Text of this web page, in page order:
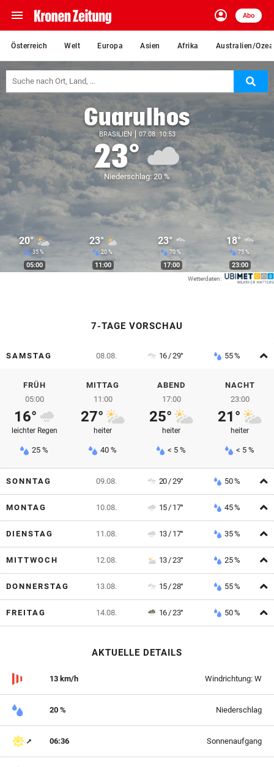
menu Navigation
ein-/ausklappen
account_circle
Anmelden
Abo
Österreich Welt Europa Asien Afrika Australien/
close Schließen
Abonnieren
account_circle
arrow_right
pin_drop
Wien arrow_rightBundesland
bookmark Merkliste
Suchbegriff
eingeben
Guarulhos
BRASILIEN 07.08. 10:53
23°
Niederschlag: 20 %
20°
35 %
05:00
23°
20 %
11:00
23°
70 %
17:00
18°
75 %
23:00
Wetterdaten:
7-TAGE VORSCHAU
SAMSTAG 08.08. 16 / 29° 55 %
FRÜH
05:00
16°
leichter Regen
25 %
MITTAG
11:00
27°
heiter
40 %
ABEND
17:00
25°
heiter
< 5 %
NACHT
23:00
21°
heiter
< 5 %
SONNTAG 09.08. 20 / 29° 50 %
MONTAG 10.08. 15 / 17° 45 %
DIENSTAG 11.08. 13 / 17° 35 %
MITTWOCH 12.08. 13 / 23° 25 %
DONNERSTAG 13.08. 15 / 28° 55 %
FREITAG 14.08. 16 / 23° 50 %
AKTUELLE DETAILS
13 km/h Windrichtung: W
20 % Niederschlag
06:36 Sonnenaufgang